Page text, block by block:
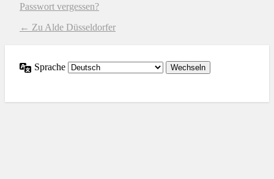
Passwort vergessen?
← Zu Alde Düsseldorfer
Sprache